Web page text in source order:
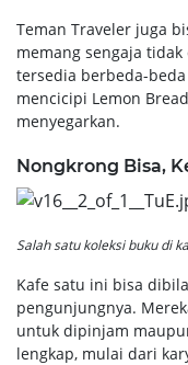
Teman Traveler juga
memang sengaja
tersedia berbeda-
mencicipi Lemon
menyegarkan.
Nongkrong Bisa,
Salah satu koleksi buku di
Kafe satu ini bisa
pengunjungnya.
untuk dipinjam
lengkap, mulai dari